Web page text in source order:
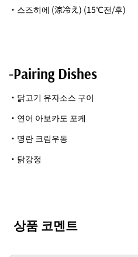
・스즈히에 (涼冷え) (15℃전/후)
-Pairing Dishes
・닭고기 유자소스 구이
・연어 아보카도 포케
・명란 크림우동
・닭강정
상품 코멘트